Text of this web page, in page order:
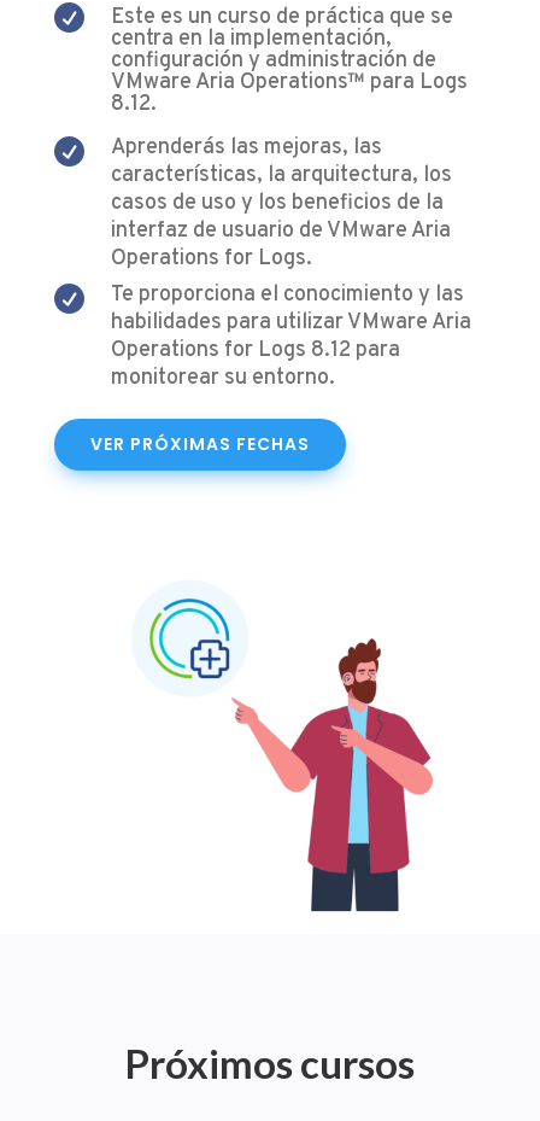
 Este es un curso de práctica que se
centra en la implementación,
configuración y administración de
VMware Aria Operations™ para Logs
8.12.

Aprenderás las mejoras, las
características, la arquitectura, los
casos de uso y los beneficios de la
interfaz de usuario de VMware Aria
Operations for Logs.

Te proporciona el conocimiento y las
habilidades para utilizar VMware Aria
Operations for Logs 8.12 para
monitorear su entorno.
VER PRÓXIMAS FECHAS
Próximos cursos